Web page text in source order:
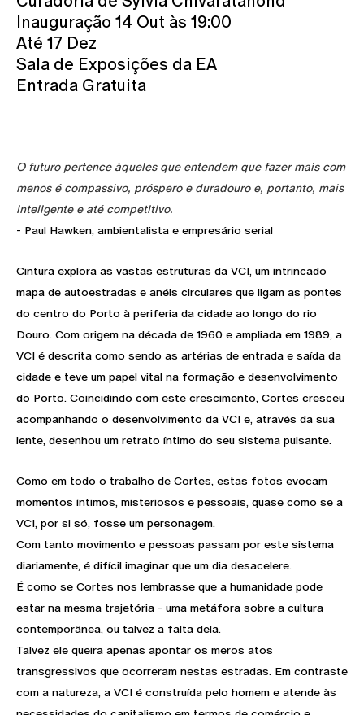
Inauguração 14 Out às 19:00
Até 17 Dez
Sala de Exposições da EA
Entrada Gratuita
O futuro pertence àqueles que entendem que fazer mais com
menos é compassivo, próspero e duradouro e, portanto, mais
inteligente e até competitivo.
- Paul Hawken, ambientalista e empresário serial
Cintura explora as vastas estruturas da VCI, um intrincado
mapa de autoestradas e anéis circulares que ligam as pontes
do centro do Porto à periferia da cidade ao longo do rio
Douro. Com origem na década de 1960 e ampliada em 1989, a
VCI é descrita como sendo as artérias de entrada e saída da
cidade e teve um papel vital na formação e desenvolvimento
do Porto. Coincidindo com este crescimento, Cortes cresceu
acompanhando o desenvolvimento da VCI e, através da sua
lente, desenhou um retrato íntimo do seu sistema pulsante.
Como em todo o trabalho de Cortes, estas fotos evocam
momentos íntimos, misteriosos e pessoais, quase como se a
VCI, por si só, fosse um personagem.
Com tanto movimento e pessoas passam por este sistema
diariamente, é difícil imaginar que um dia desacelere.
É como se Cortes nos lembrasse que a humanidade pode
estar na mesma trajetória - uma metáfora sobre a cultura
contemporânea, ou talvez a falta dela.
Talvez ele queira apenas apontar os meros atos
transgressivos que ocorreram nestas estradas. Em contraste
com a natureza, a VCI é construída pelo homem e atende às